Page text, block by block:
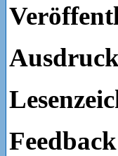
Feedback